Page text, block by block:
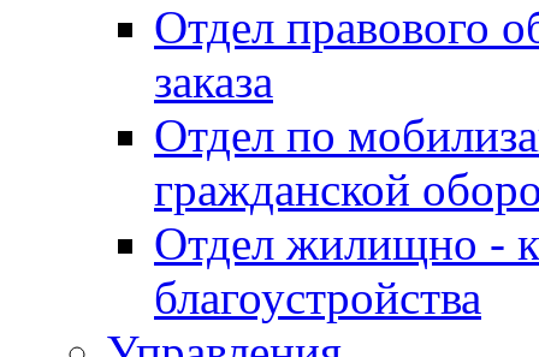
Отдел правового
заказа
Отдел по
гражданской
Отдел жилищно -
благоустройства